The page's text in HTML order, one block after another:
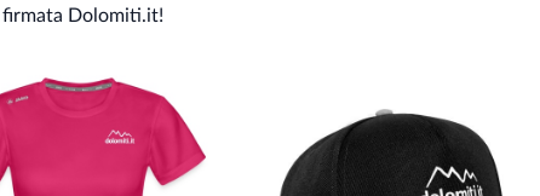
firmata Dolomiti.it!